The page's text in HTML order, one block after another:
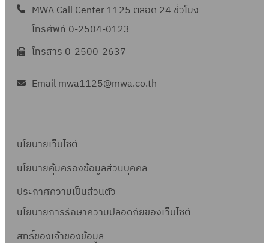
MWA Call Center 1125 ตลอด 24 ชั่วโมง
โทรศัพท์ 0-2504-0123
โทรสาร 0-2500-2637
Email mwa1125@mwa.co.th
นโยบายเว็บไซต์
นโยบายคุ้มครองข้อมูลส่วนบุคคล
ประกาศความเป็นส่วนตัว
นโยบายการรักษาความปลอดภัยของเว็บไซต์
สิทธิ์ของเจ้าของข้อมูล